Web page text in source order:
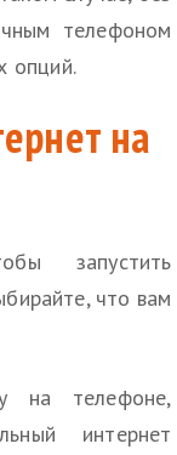
телефоном
опций.
на
запустить
что вам
на телефоне,
интернет